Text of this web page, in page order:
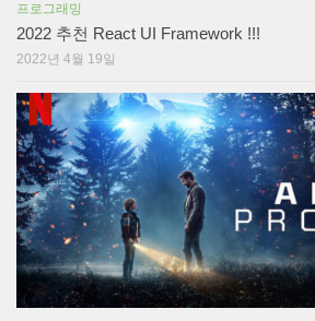
프로그래밍
2022 추천 React UI Framework !!!
2022년 4월 19일